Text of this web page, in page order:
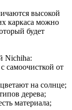
высокой
каркаса можно
будет
Nichiha:
самоочисткой от
на солнце;
дерева;
материала;